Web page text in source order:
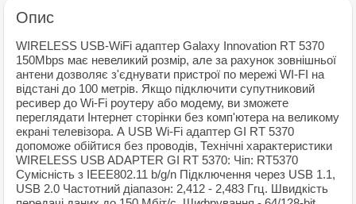
Опис
WIRELESS USB-WiFi адаптер Galaxy Innovation RT 5370
150Mbps має невеликий розмір, але за рахунок зовнішньої
антени дозволяє з'єднувати пристрої по мережі WI-FI на
відстані до 100 метрів. Якщо підключити супутниковий
ресивер до Wi-Fi роутеру або модему, ви зможете
переглядати Інтернет сторінки без комп'ютера на великому
екрані телевізора. А USB Wi-Fi адаптер GI RT 5370
допоможе обійтися без проводів, Технічні характеристики
WIRELESS USB ADAPTER GI RT 5370: Чіп: RT5370
Сумісність з IEEE802.11 b/g/n Підключення через USB 1.1,
USB 2.0 Частотний діапазон: 2,412 - 2,483 Ггц. Швидкість